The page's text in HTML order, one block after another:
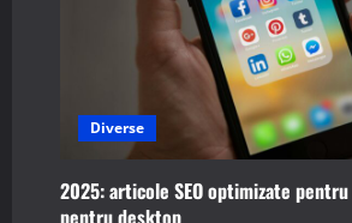
Diverse
2025: articole SEO optimizate
pentru desktop